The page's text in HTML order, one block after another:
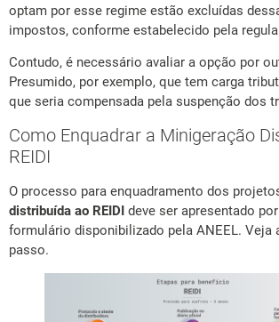
optam por esse regime estão excluídas
impostos, conforme estabelecido pela
Contudo, é necessário avaliar a opção por
Presumido, por exemplo, que tem carga
que seria compensada pela suspenção dos
Como Enquadrar a Minigeração
REIDI
O processo para enquadramento dos
distribuída ao REIDI deve ser apresentado
formulário disponibilizado pela ANEEL. Veja
passo.